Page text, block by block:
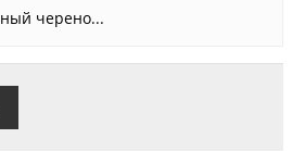
черено...